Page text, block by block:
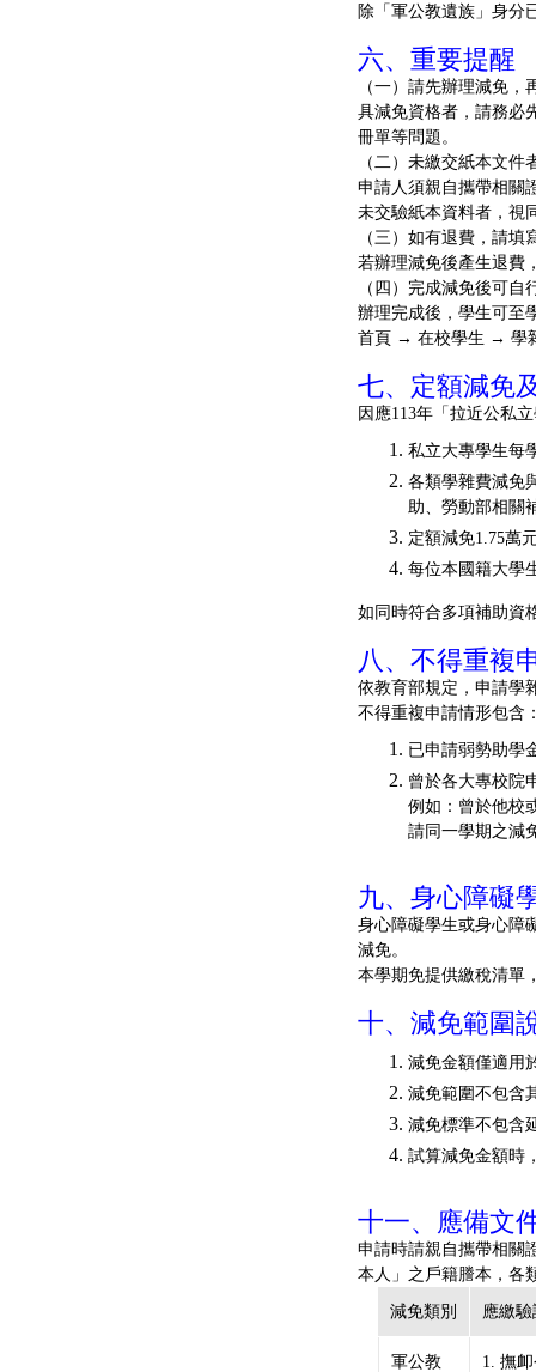
除「軍公教遺族」身分
六、重要提醒
（一）請先辦理減免，
具減免資格者，請務必
冊單等問題。
（二）未繳交紙本文件
申請人須親自攜帶相關
未交驗紙本資料者，視
（三）如有退費，請填
若辦理減免後產生退費
（四）完成減免後可自
辦理完成後，學生可至
首頁 → 在校學生 → 學
七、定額減免
因應113年「拉近公私
私立大專學生每
各類學雜費減免
助、勞動部相關
定額減免1.75萬
每位本國籍大學
如同時符合多項補助資
八、不得重複
依教育部規定，申請學
不得重複申請情形包含
已申請弱勢助學
曾於各大專校院
例如：曾於他校
請同一學期之減
九、身心障礙
身心障礙學生或身心障
減免。
本學期免提供繳稅清單
十、減免範圍
減免金額僅適用
減免範圍不包含
減免標準不包含
試算減免金額時
十一、應備文
申請時請親自攜帶相關
本人」之戶籍謄本，各
減免類別 應繳
軍公教
1. 撫